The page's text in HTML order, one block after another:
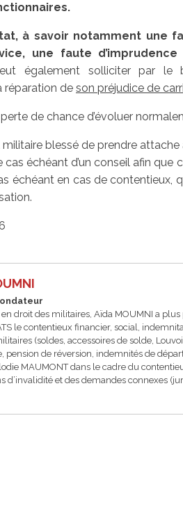
à savoir notamment une
une faute
également solliciter par le
réparation de son préjudice de
de chance d’évoluer
blessé de prendre attache
échéant d’un conseil afin que
échéant en cas de contentieux,
droit des militaires, Aïda MOUMNI a
le contentieux financier, social,
(soldes, accessoires de solde,
pension de réversion, indemnités de
MAUMONT dans le cadre du
d’invalidité et des demandes connexes